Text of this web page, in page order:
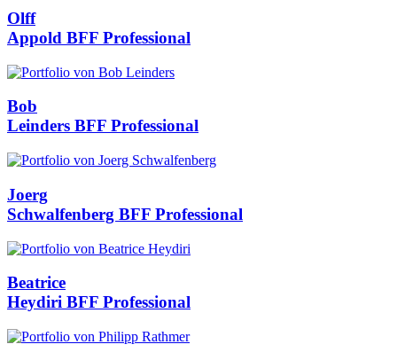
Olff
Appold BFF Professional
Bob
Leinders BFF Professional
Joerg
Schwalfenberg BFF Professional
Beatrice
Heydiri BFF Professional